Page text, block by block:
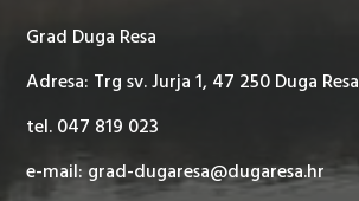
Grad Duga Resa
Adresa: Trg sv. Jurja 1, 47 250 Duga Resa
tel. 047 819 023
e-mail: grad-dugaresa@dugaresa.hr